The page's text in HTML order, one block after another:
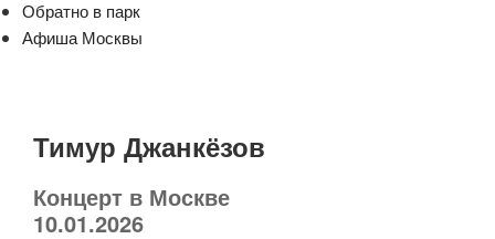
Обратно в парк
Афиша Москвы
Тимур Джанкёзов
Концерт в Москве
10.01.2026